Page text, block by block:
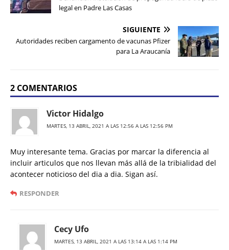
legal en Padre Las Casas
SIGUIENTE
Autoridades reciben cargamento de vacunas Pfizer
para La Araucanía
2 COMENTARIOS
Victor Hidalgo
MARTES, 13 ABRIL, 2021 A LAS 12:56 A LAS 12:56 PM
Muy interesante tema. Gracias por marcar la diferencia al
incluir articulos que nos llevan más allá de la tribialidad del
acontecer noticioso del dia a dia. Sigan así.
RESPONDER
Cecy Ufo
MARTES, 13 ABRIL, 2021 A LAS 13:14 A LAS 1:14 PM